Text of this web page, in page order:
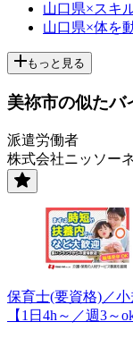
山口県×スキ
山口県×体を
もっと見る
美祢市の似たバ
派遣労働者
株式会社ニッソー
保育士(要資格)／
【1日4h～／週3